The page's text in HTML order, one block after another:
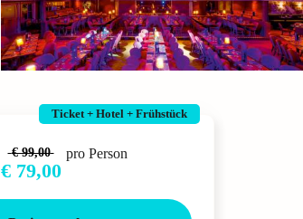
Ticket + Hotel + Frühstück
€ 99,00
€ 79,00
pro Person